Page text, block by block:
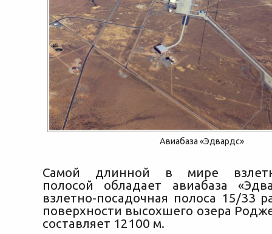
Авиабаза «Эдвардс»
Самой длинной в мире
полосой обладает авиабаза
взлетно-посадочная полоса 15/33
поверхности высохшего озера
составляет 12100 м.